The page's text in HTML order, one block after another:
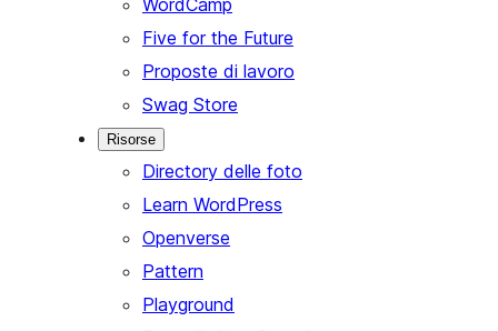
WordCamp
Five for the Future
Proposte di lavoro
Swag Store
Risorse
Directory delle foto
Learn WordPress
Openverse
Pattern
Playground